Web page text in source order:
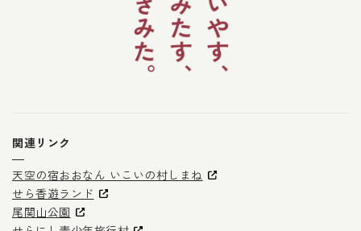
関連リンク
天空の宿おおなん いこいの村しまね
せら香遊ランド
尾関山公園